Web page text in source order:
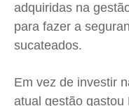
adquiridas na
para fazer a
sucateados.
Em vez de investir
atual gestão gastou